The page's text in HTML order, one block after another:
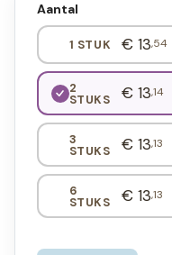
Aantal
1 STUK € 13,54
2
STUKS € 13,14
3
STUKS € 13,13
6
STUKS € 13,13